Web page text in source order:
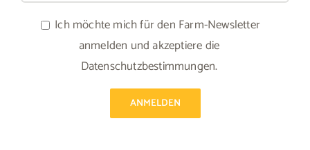
Ich möchte mich für den Farm-Newsletter
anmelden und akzeptiere die
Datenschutzbestimmungen.